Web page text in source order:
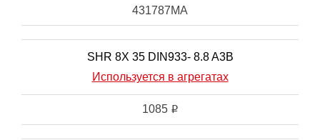
431787MA
SHR 8X 35 DIN933- 8.8 A3B
Используется в агрегатах
1085 i